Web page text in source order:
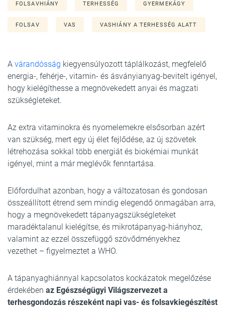
FOLSAVHIÁNY TERHESSÉG GYERMEKÁGY
FOLSAV VAS VASHIÁNY A TERHESSÉG ALATT
A várandósság kiegyensúlyozott táplálkozást, megfelelő
energia-, fehérje-, vitamin- és ásványianyag-bevitelt igényel,
hogy kielégíthesse a megnövekedett anyai és magzati
szükségleteket.
Az extra vitaminokra és nyomelemekre elsősorban azért
van szükség, mert egy új élet fejlődése, az új szövetek
létrehozása sokkal több energiát és biokémiai munkát
igényel, mint a már meglévők fenntartása.
Előfordulhat azonban, hogy a változatosan és gondosan
összeállított étrend sem mindig elegendő önmagában arra,
hogy a megnövekedett tápanyagszükségleteket
maradéktalanul kielégítse, és mikrotápanyag-hiányhoz,
valamint az ezzel összefüggő szövődményekhez
vezethet – figyelmeztet a WHO.
A tápanyaghiánnyal kapcsolatos kockázatok megelőzése
érdekében az Egészségügyi Világszervezet a
terhesgondozás részeként napi vas- és folsavkiegészítést